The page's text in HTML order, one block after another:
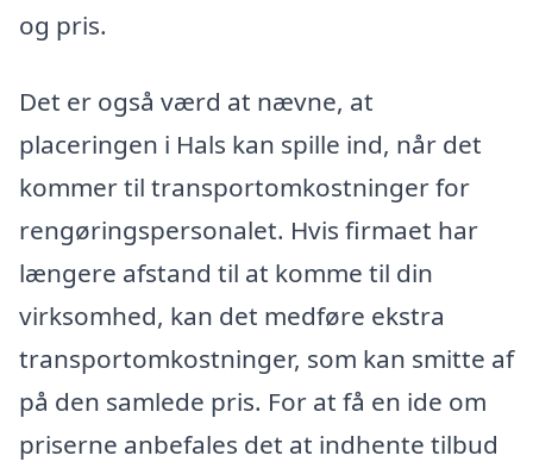
og pris.
Det er også værd at nævne, at
placeringen i Hals kan spille ind, når det
kommer til transportomkostninger for
rengøringspersonalet. Hvis firmaet har
længere afstand til at komme til din
virksomhed, kan det medføre ekstra
transportomkostninger, som kan smitte af
på den samlede pris. For at få en ide om
priserne anbefales det at indhente tilbud